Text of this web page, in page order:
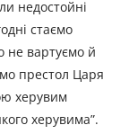
недостойні
стаємо
не вартуємо й
престол Царя
херувим
херувима”.